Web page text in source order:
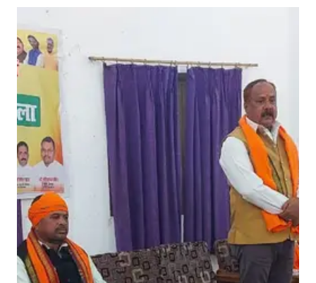
पा
र्टी
के
गां
व
च
लो
अ
भि
या